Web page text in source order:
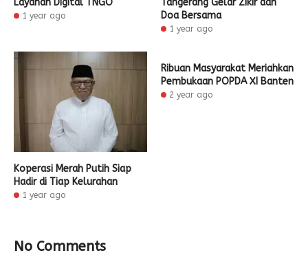
Layanan Digital TNGO
1 year ago
Tangerang Gelar Zikir dan
Doa Bersama
1 year ago
Koperasi Merah Putih Siap
Hadir di Tiap Kelurahan
1 year ago
Ribuan Masyarakat Meriahkan
Pembukaan POPDA XI Banten
2 year ago
No Comments